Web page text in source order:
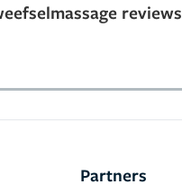
reviews
Partners